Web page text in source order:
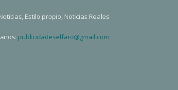
Estilo propio, Noticias Reales
publicidadeselfaro@gmail.com